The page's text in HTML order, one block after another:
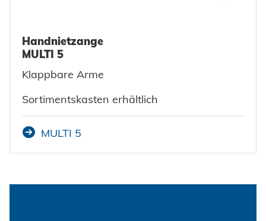
Handnietzange
MULTI 5
Klappbare Arme
Sortimentskasten erhältlich
MULTI 5